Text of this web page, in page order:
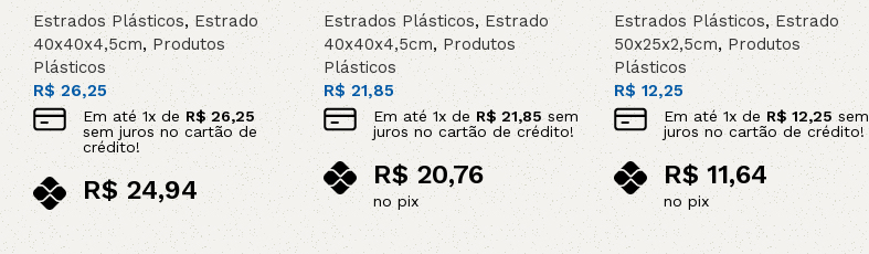
Estrados Plásticos,Estrado
40x40x4,5cm, Produtos
Plásticos
R$26,25
Em até1x de R$26,25
sem juros no cartão de
crédito!
R$24,94
no pix
Adicionar ao carrinho
Estrados Plásticos,Estrado
40x40x4,5cm, Produtos
Plásticos
R$ 21,85
Em até 1x de R$ 21,85sem
juros no cartão de crédito!
R$20,76
no pix
Adicionar ao carrinho
Estrados Plásticos,Estrado
50x25x2,5cm, Produtos
Plásticos
R$ 12,25
Em até1x de R$12,25sem
juros no cartão de crédito!
R$11,64
no pix
Adicionar ao carrinho